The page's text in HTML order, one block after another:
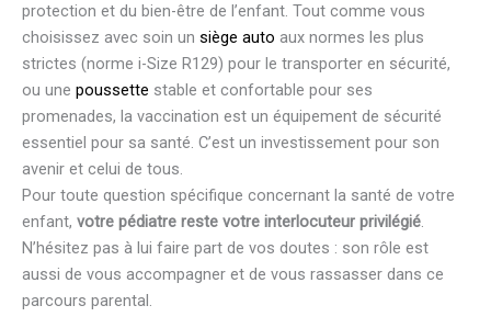
protection et du bien-être de l’enfant. Tout comme vous
choisissez avec soin un siège auto aux normes les plus
strictes (norme i-Size R129) pour le transporter en sécurité,
ou une poussette stable et confortable pour ses
promenades, la vaccination est un équipement de sécurité
essentiel pour sa santé. C’est un investissement pour son
avenir et celui de tous.
Pour toute question spécifique concernant la santé de votre
enfant, votre pédiatre reste votre interlocuteur privilégié.
N’hésitez pas à lui faire part de vos doutes : son rôle est
aussi de vous accompagner et de vous rassasser dans ce
parcours parental.